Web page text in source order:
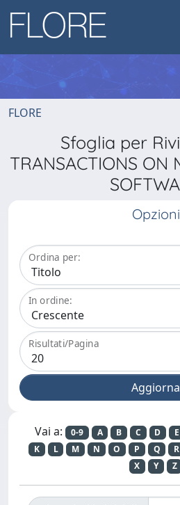
FLORE
Sfoglia per
TRANSACTIONS ON
Opzioni
Ordina per:
In ordine:
Risultati/Pagina
Vai a: 0-9 A B C D E
K
L M N O P Q R
X
Y Z